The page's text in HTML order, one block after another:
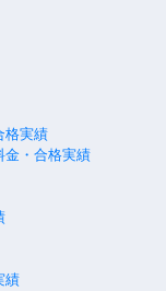
格実績
金・合格実績
績